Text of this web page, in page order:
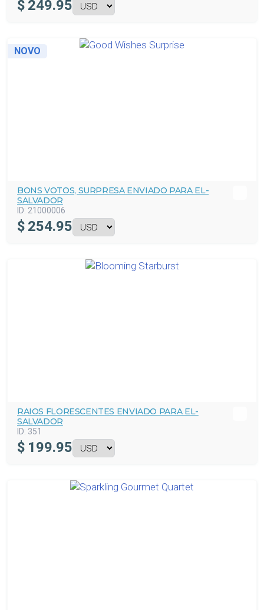
$ 249.95
NOVO
BONS VOTOS, SURPRESA ENVIADO PARA EL-
SALVADOR
ID: 21000006
$ 254.95
RAIOS FLORESCENTES ENVIADO PARA EL-
SALVADOR
ID: 351
$ 199.95